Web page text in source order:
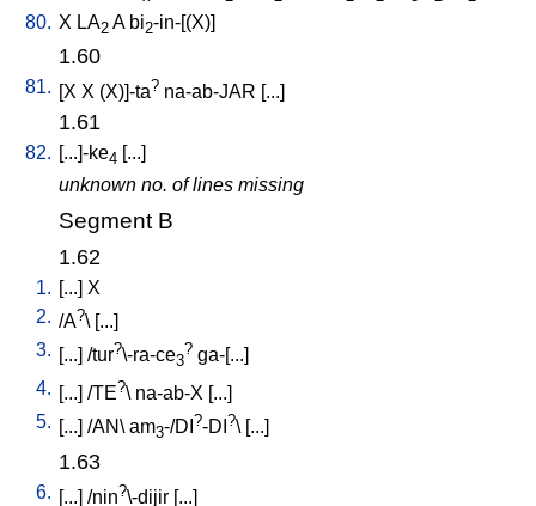
80. X LA2 A bi2-in-[(X)]
1.60
81. [X X (X)]-ta? na-ab-JAR [...]
1.61
82. [...]-ke4 [...]
unknown no. of lines missing
Segment B
1.62
1. [...] X
2. /A?\ [...]
3. [...] /tur?\-ra-ce3
? ga-[...]
4. [...] /TE?\ na-ab-X [...]
5. [...] /AN\ am3-/DI ?-DI ?\ [...]
1.63
6. [...] /nin?\-dijir [...]